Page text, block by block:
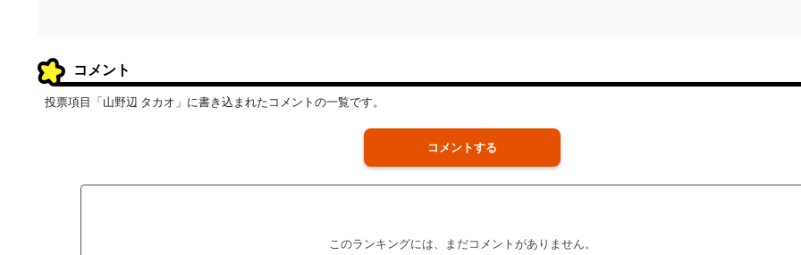
コメント
投票項目「山野辺 タカオ」に書き込まれたコメントの一覧です。
コメントする
このランキングには、まだコメントがありません。